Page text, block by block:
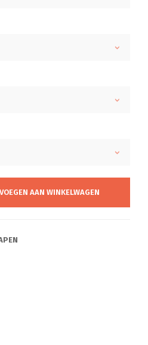
AAN WINKELWAGEN